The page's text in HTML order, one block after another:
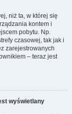
niż ta, w której się
kontem i
pobytu. Np.
czasowej, tak jak i
zarejestrowanych
– teraz jest
wyświetlany